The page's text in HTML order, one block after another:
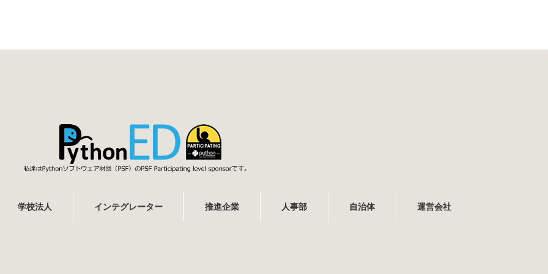
学校法人 インテグレーター 推進企業 人事部 自治体 運営会社